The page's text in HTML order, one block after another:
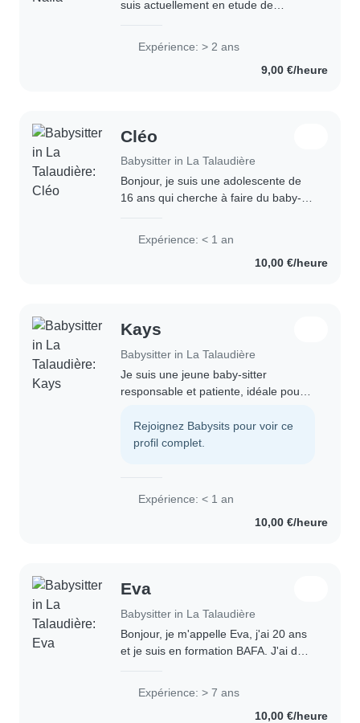
suis actuellement en etude de
Jeunesse de Saint Etienne, titulaire
Expérience: > 2 ans
9,00 €/heure
Cléo
Babysitter in La Talaudière
Bonjour, je suis une adolescente de
16 ans qui cherche à faire du baby-
serai heureuse de garder vos
Expérience: < 1 an
10,00 €/heure
Kays
Babysitter in La Talaudière
Je suis une jeune baby-sitter
responsable et patiente, idéale pour
Bien que je n'aie pas d'expérience
formelle, je m'occupe souvent de mes
Rejoignez Babysits pour voir ce
profil complet.
Expérience: < 1 an
10,00 €/heure
Eva
Babysitter in La Talaudière
Bonjour, je m'appelle Eva, j'ai 20 ans
et je suis en formation BAFA. J'ai de
petites cousines que je garde depuis..
Expérience: > 7 ans
10,00 €/heure